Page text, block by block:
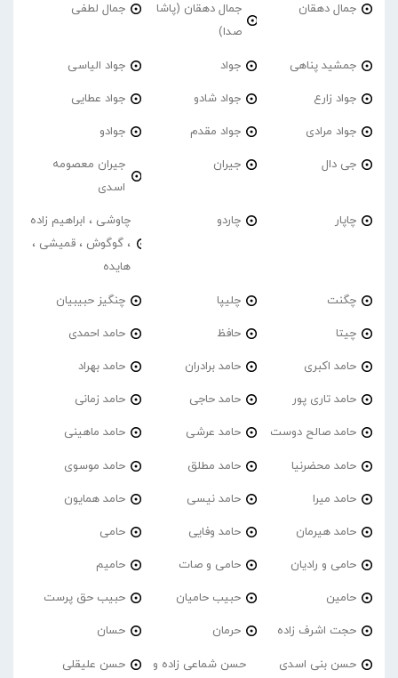
جمال دهقان
جمال دهقان (پاشا
صدا)
جمال لطفی
جمشید پناهی جواد جواد الیاسی
جواد زارع جواد شادو جواد عطایی
جواد مرادی جواد مقدم جوادو
جی دال جیران
جیران معصومه
اسدی
چاپار چاردو
چاوشی ، ابراهیم زاده
، گوگوش ، قمیشی ،
هایده
چگنت چلیپا چنگیز حبیبیان
چیتا حافظ حامد احمدی
حامد اکبری حامد برادران حامد بهراد
حامد تاری پور حامد حاجی حامد زمانی
حامد صالح دوست حامد عرشی حامد ماهینی
حامد محضرنیا حامد مطلق حامد موسوی
حامد میرا حامد نیسی حامد همایون
حامد هیرمان حامد وفایی حامی
حامی و رادیان حامی و صات حامیم
حامین حبیب حامیان حبیب حق پرست
حجت اشرف زاده حرمان حسان
حسن بنی اسدی
حسن شماعی زاده و
حسن علیقلی